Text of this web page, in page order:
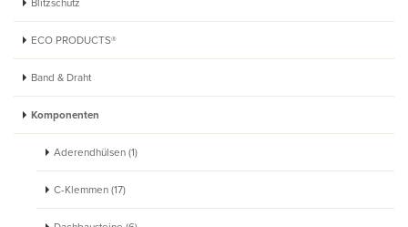
Blitzschutz
ECO PRODUCTS®
Band & Draht
Komponenten
Aderendhülsen (1)
C-Klemmen (17)